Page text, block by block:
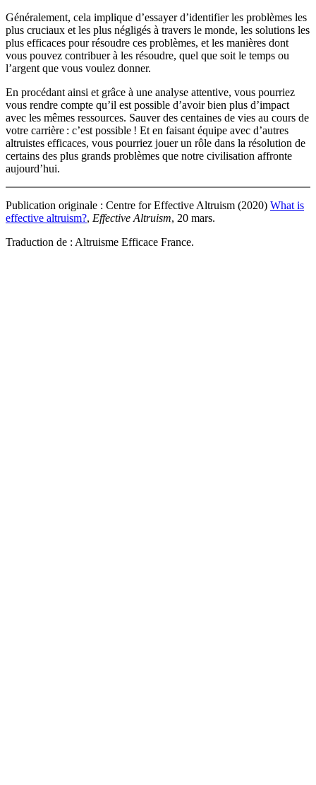
Généralement, cela implique d’essayer d’identifier les problèmes les
plus cruciaux et les plus négligés à travers le monde, les solutions les
plus efficaces pour résoudre ces problèmes, et les manières dont
vous pouvez contribuer à les résoudre, quel que soit le temps ou
l’argent que vous voulez donner.
En procédant ainsi et grâce à une analyse attentive, vous pourriez
vous rendre compte qu’il est possible d’avoir bien plus d’impact
avec les mêmes ressources. Sauver des centaines de vies au cours de
votre carrière : c’est possible ! Et en faisant équipe avec d’autres
altruistes efficaces, vous pourriez jouer un rôle dans la résolution de
certains des plus grands problèmes que notre civilisation affronte
aujourd’hui.
Publication originale : Centre for Effective Altruism (2020) What is
effective altruism?, Effective Altruism, 20 mars.
Traduction de : Altruisme Efficace France.